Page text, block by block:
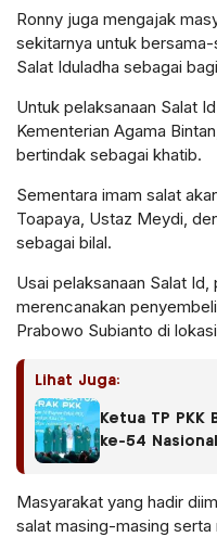
Ronny juga mengajak
sekitarnya untuk
Salat Iduladha sebagai
Untuk pelaksanaan Salat
Kementerian Agama
bertindak sebagai khatib.
Sementara imam salat
Toapaya, Ustaz Meydi,
sebagai bilal.
Usai pelaksanaan Salat
merencanakan
Prabowo Subianto di
Lihat Juga:
Ketua TP PKK
ke-54
Masyarakat yang hadir
salat masing-masing